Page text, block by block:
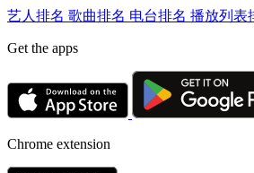
艺人排名 歌曲排名 电台排名 播放列表
Get the apps
Chrome extension